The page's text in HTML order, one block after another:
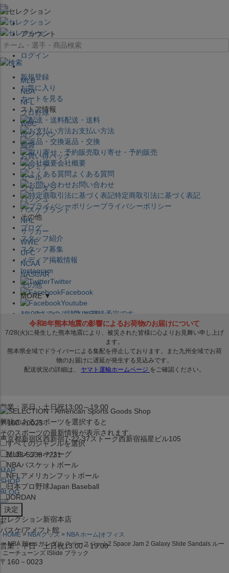
×
アカウント
ログイン
新規登録
お気に入り
カートを見る
ストア情報
配送・送料
お支払い方法
返品・交換
取り寄せ・予約販売
会社概要
よくある質問
お問い合わせ
特定商取引法に基づく表記
プライバシーポリシー
その他
ブログ
スタッフ紹介
スタッフ募集
メディア掲載情報
Instagram
Twitter
Facebook
Youtube
セレクション公式LINE@
営業：平日・土日祝13:00～19:00
〒160－0023
東京都新宿区西新宿7-22-37ストーク西新宿福星ビル105
TEL:03-5338-7231
MAP
SHOP
BLOG
セレクション新宿本店
バスケ/アメフト館
営業：平日・土日祝13:00～19:00
〒160－0023
MLB
NBA
NFL
プロ野球
WBC
侍ジャパン
福袋
お買い得パック
プレミア
セール
ジョーダン
バッシュ
バスケブランド
NHL
サッカー
WWE
UFC
NCAA
NASCAR
その他
MORE ▼
12:00までのご注文は発送予定です。
在庫品は 1-3営業日内で発送!! ※お取寄せ商品は対象外
興味のあるスポーツを選択すると
そのスポーツの最新情報が表示されます。
すべてのジャンルを選択
MLBメジャーリーグ
NBAバスケットボール
NFL アメリカンフットボール
日本プロ野球Japan Baseball
JORDAN
x
HOME NBA グッズ
NBA ホーム|オフィス
NBA 76ers サンダル スペースジャム2 Space Jam 2 Galaxy Slide Sandals ルー
ニーチューンズ ISlide ブラック